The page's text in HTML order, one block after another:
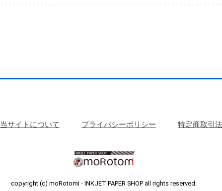
当サイトについて プライバシーポリシー 特定商取引
copyright (c) moRotomi - INKJET PAPER SHOP all rights reserved.